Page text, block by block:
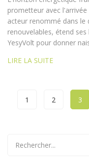
prometteur avec
acteur renommé dans le
renouvelables, étend
YesyVolt pour donner
LIRE LA SUITE
1 2 3